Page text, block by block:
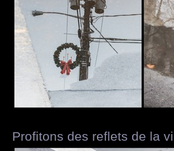
Profitons des reflets de la